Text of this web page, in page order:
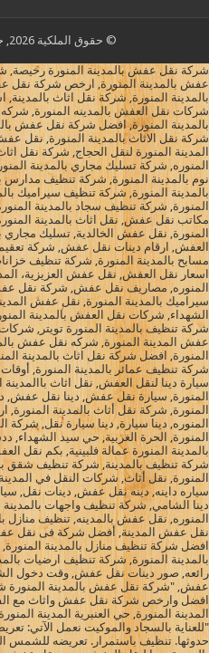
© حقوق الملكية 2026, جميع الحقوق محفوظة
شركة نقل عفش بالمدينة المنورة رخيصة,
عفش بالمدينة المنورة, ارخص شركة نقل
بالمدينة المنورة, شركة نقل اثاث
شركات نقل العفش بالمدينه المنورة,
بالمدينة المنورة, افضل شركة نقل عفش
شركة نقل الاثاث بالمدينة المنورة, نقل
المدينة المنورة لنقل الحجاج, شركة نقل
المنوره, شركة تسليك مجاري بالمدينة
نوم بالمدينة المنورة, شركة تنظيف مدارس
بالمدينة المنورة, شركة تنظيف سيراميك
المنورة, شركة تنظيف سجاد بالمدينة
مكاتب نقل عفش, نقل اثاث بالمدينة
المنورة, نقل عفش الخالدية, تسليك مجاري
العفش, ارقام دينات نقل عفش, شركة
مسابح بالمدينة المنورة, شركة تنظيف
اسعار نقل العفش, نقل عفش العزيزية،
المنوره, مصاريف نقل عفش, شركة نقل
سيراميك بالمدينة المنورة, نقل عفش
الشهداء, شركات نقل العفش بالمدينة
شركة تنظيف بالمدينة المنورة تويتر,
عفش المدينة المنورة, شركه نقل عفش
المنورة, افضل شركة نقل اثاث بالمدينة
شركة تنظيف عمائر بالمدينة المنورة,
سيارة دينا لنقل العفش, نقل اثاث
المنورة, سيارة نقل عفش, دينا نقل
المنورة, شركة نقل أثاث بالمدينة
المنوره, دينا سيارة, دينا سيارة نقل,
المنورة, الحرة الغربية, حي سيد
بالمدينة المنورة عمالة فلبينية, بكم نقل
شركة تنظيف بالمدينة, شركة تنظيف شقق
المنورة, نقل أثاث, شركات النقل في
سياره داينه, دينه نقل عفش, دينات نقل,
دينا الشامي, شركة تنظيف واجهات بالمدينة
المنوره, نقل عفش بالمدينه, تنظيف
نقل عفش المدينة, أفضل شركة فى نقل
افضل شركة تنظيف منازل بالمدينة
بالمدينة المنورة, شركة تنظيف ارضيات
رائعه, صور دينات نقل عفش, وقت دخول
عفش, "شركة نقل عفش بالمدينة المنورة
افضل وارخص شركة نقل عفش واثاث مع الفك
المدينة المنورة, حي العنبرية المدينة
"للعناية بالسجاد والموكيت نعمل الآتي:
حدوثها. تنظيف باستمرار. تعريضه للشمس